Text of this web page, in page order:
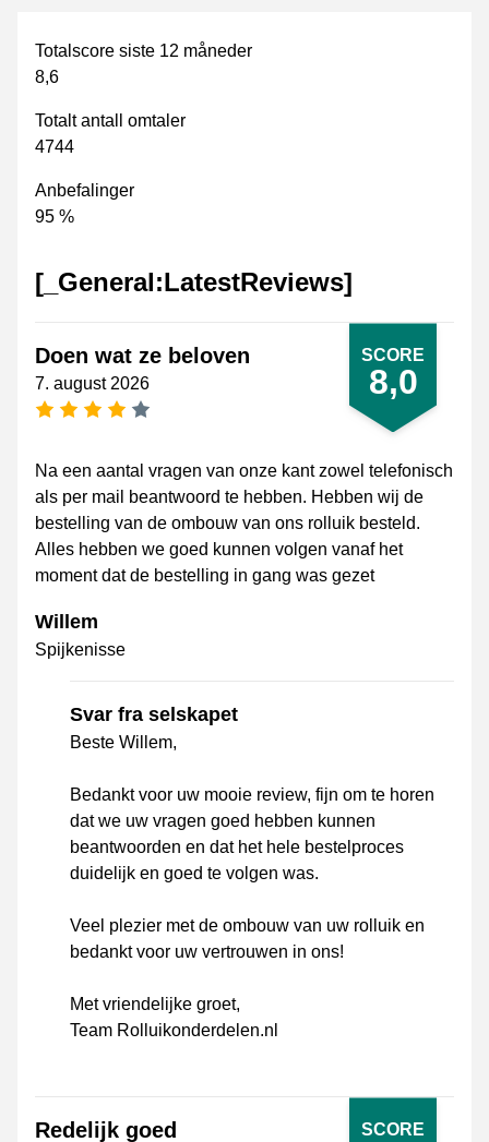
Totalscore siste 12 måneder
8,6
Totalt antall omtaler
4744
Anbefalinger
95 %
[_General:LatestReviews]
SCORE
8,0
Doen wat ze beloven
7. august 2026
[_General:NumberOfStarsPluralFormat]
Na een aantal vragen van onze kant zowel telefonisch
als per mail beantwoord te hebben. Hebben wij de
bestelling van de ombouw van ons rolluik besteld.
Alles hebben we goed kunnen volgen vanaf het
moment dat de bestelling in gang was gezet
Willem
Spijkenisse
Svar fra selskapet
Beste Willem,
Bedankt voor uw mooie review, fijn om te horen
dat we uw vragen goed hebben kunnen
beantwoorden en dat het hele bestelproces
duidelijk en goed te volgen was.
Veel plezier met de ombouw van uw rolluik en
bedankt voor uw vertrouwen in ons!
Met vriendelijke groet,
Team Rolluikonderdelen.nl
SCORE
Redelijk goed